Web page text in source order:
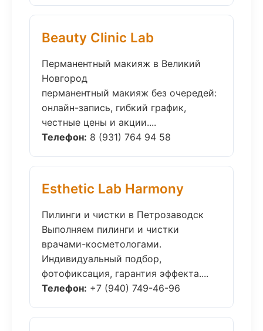
Beauty Clinic Lab
Перманентный макияж в Великий
Новгород
перманентный макияж без очередей:
онлайн-запись, гибкий график,
честные цены и акции....
Телефон: 8 (931) 764 94 58
Esthetic Lab Harmony
Пилинги и чистки в Петрозаводск
Выполняем пилинги и чистки
врачами-косметологами.
Индивидуальный подбор,
фотофиксация, гарантия эффекта....
Телефон: +7 (940) 749-46-96